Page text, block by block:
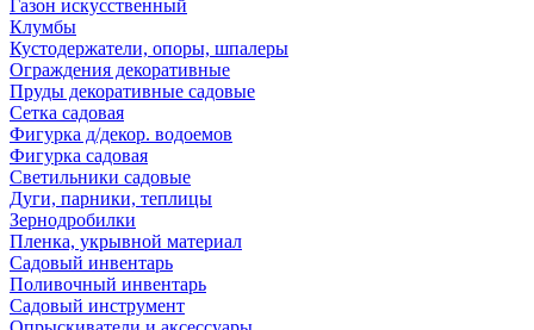
Газон искусственный
Клумбы
Кустодержатели, опоры, шпалеры
Ограждения декоративные
Пруды декоративные садовые
Сетка садовая
Фигурка д/декор. водоемов
Фигурка садовая
Светильники садовые
Дуги, парники, теплицы
Зернодробилки
Пленка, укрывной материал
Садовый инвентарь
Поливочный инвентарь
Садовый инструмент